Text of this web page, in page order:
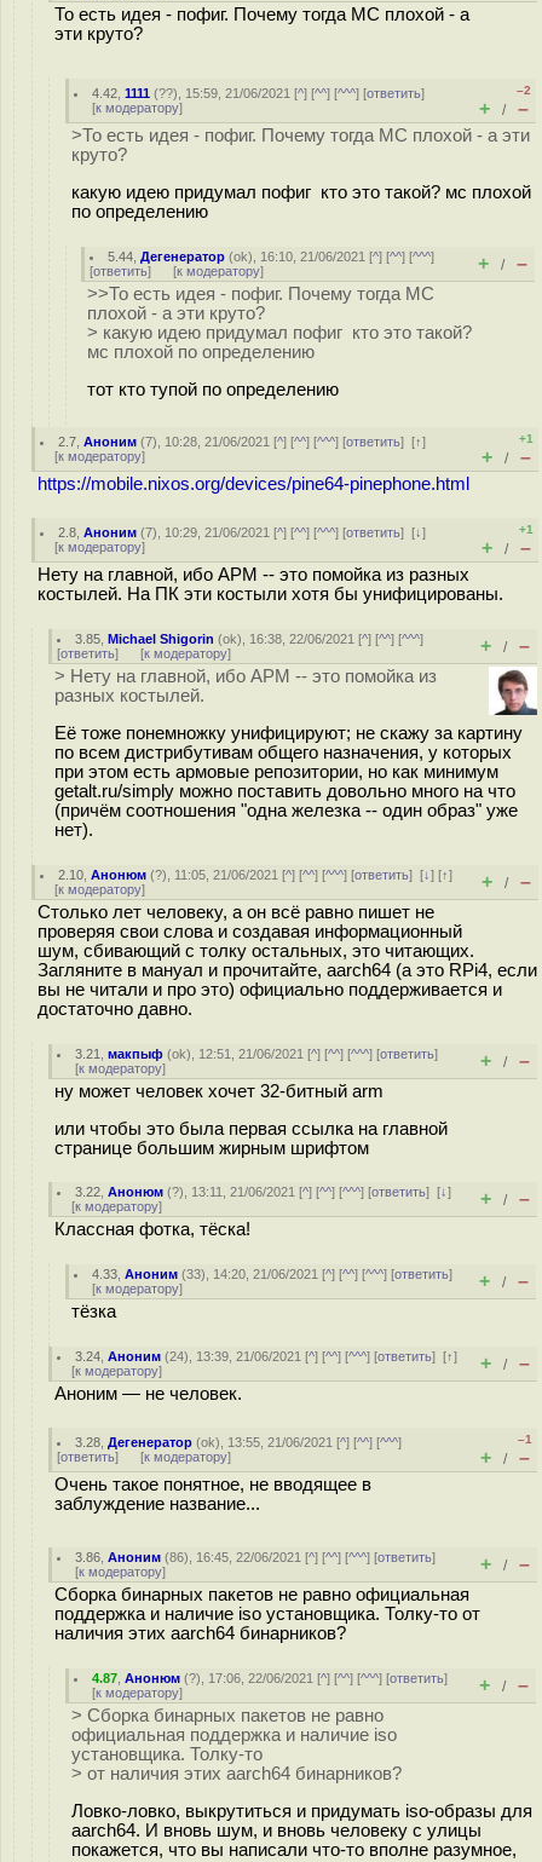
То есть идея - пофиг. Почему тогда МС плохой - а
эти круто?
4.42 ,1111 (??), 15:59, 21/06/2021 [^] [^^] [^^^] [ответить]
[к модератору]
–2
+ / –
>То есть идея - пофиг. Почему тогда МС плохой - а эти
круто?
какую идею придумал пофиг кто это такой? мс плохой
по определению
5.44 ,Дегенератор (ok), 16:10, 21/06/2021 [^] [^^] [^^^]
[ответить] [к модератору] + / –
>>То есть идея - пофиг. Почему тогда МС
плохой - а эти круто?
> какую идею придумал пофиг кто это такой?
мс плохой по определению
тот кто тупой по определению
2.7 ,Аноним (7), 10:28, 21/06/2021 [^] [^^] [^^^] [ответить][↑]
[к модератору]
+1
+ / –
https://mobile.nixos.org/devices/pine64-pinephone.html
2.8 ,Аноним (7), 10:29, 21/06/2021 [^] [^^] [^^^] [ответить][↓]
[к модератору]
+1
+ / –
Нету на главной, ибо АРМ -- это помойка из разных
костылей. На ПК эти костыли хотя бы унифицированы.
3.85 ,Michael Shigorin (ok), 16:38, 22/06/2021 [^] [^^] [^^^]
[ответить] [к модератору] + / –
> Нету на главной, ибо АРМ -- это помойка из
разных костылей.
Её тоже понемножку унифицируют; не скажу за картину
по всем дистрибутивам общего назначения, у которых
при этом есть армовые репозитории, но как минимум
getalt.ru/simply можно поставить довольно много на что
(причём соотношения "одна железка -- один образ" уже
нет).
2.10 ,Анонюм (?), 11:05, 21/06/2021 [^] [^^] [^^^] [ответить][↓] [↑]
[к модератору] + / –
Столько лет человеку, а он всё равно пишет не
проверяя свои слова и создавая информационный
шум, сбивающий с толку остальных, это читающих.
Загляните в мануал и прочитайте, aarch64 (а это RPi4, если
вы не читали и про это) официально поддерживается и
достаточно давно.
3.21 ,макпыф (ok), 12:51, 21/06/2021 [^] [^^] [^^^] [ответить]
[к модератору] + / –
ну может человек хочет 32-битный arm
или чтобы это была первая ссылка на главной
странице большим жирным шрифтом
3.22 ,Анонюм (?), 13:11, 21/06/2021 [^] [^^] [^^^] [ответить][↓]
[к модератору] + / –
Классная фотка, тёска!
4.33 ,Аноним (33), 14:20, 21/06/2021 [^] [^^] [^^^] [ответить]
[к модератору] + / –
тёзка
3.24 ,Аноним (24), 13:39, 21/06/2021 [^] [^^] [^^^] [ответить][↑]
[к модератору] + / –
Аноним — не человек.
3.28 ,Дегенератор (ok), 13:55, 21/06/2021 [^] [^^] [^^^]
[ответить] [к модератору]
–1
+ / –
Очень такое понятное, не вводящее в
заблуждение название...
3.86 ,Аноним (86), 16:45, 22/06/2021 [^] [^^] [^^^] [ответить]
[к модератору] + / –
Сборка бинарных пакетов не равно официальная
поддержка и наличие iso установщика. Толку-то от
наличия этих aarch64 бинарников?
4.87 ,Анонюм (?), 17:06, 22/06/2021 [^] [^^] [^^^] [ответить]
[к модератору] + / –
> Сборка бинарных пакетов не равно
официальная поддержка и наличие iso
установщика. Толку-то
> от наличия этих aarch64 бинарников?
Ловко-ловко, выкрутиться и придумать iso-образы для
aarch64. И вновь шум, и вновь человеку с улицы
покажется, что вы написали что-то вполне разумное,